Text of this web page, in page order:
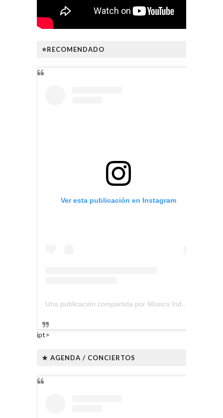
⭐RECOMENDADO
Ver esta publicación en Instagram
Una publicación compartida por Música Independiente Perú 🇵🇪 (@musica.independiente.peru)
ipt>
★ AGENDA / CONCIERTOS